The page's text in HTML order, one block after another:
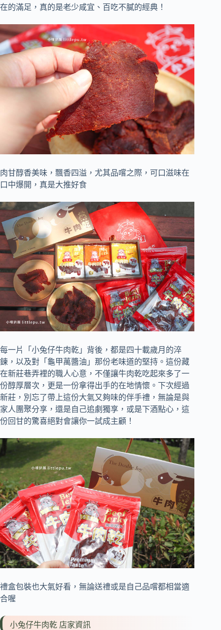
在的滿足，真的是老少咸宜、百吃不膩的經典！
肉甘醇香美味，飄香四溢，尤其品嚐之際，可口滋味在
口中爆開，真是大推好食
每一片「小兔仔牛肉乾」背後，都是四十載歲月的淬
鍊，以及對「龜甲萬醬油」那份老味道的堅持。這份藏
在新莊巷弄裡的職人心意，不僅讓牛肉乾吃起來多了一
份醇厚層次，更是一份拿得出手的在地情懷。下次經過
新莊，別忘了帶上這份大氣又夠味的伴手禮，無論是與
家人團聚分享，還是自己追劇獨享，或是下酒點心，這
份回甘的驚喜絕對會讓你一試成主顧！
禮盒包裝也大氣好看，無論送禮或是自己品嚐都相當適
合喔
小兔仔牛肉乾 店家資訊